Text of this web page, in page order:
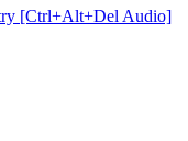
[Ctrl+Alt+Del Audio]